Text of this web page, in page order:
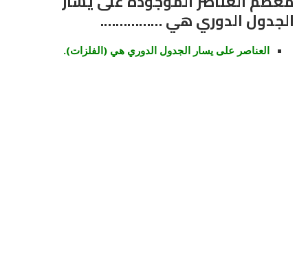
الجدول الدوري هي …………….
العناصر على يسار الجدول الدوري هي (الفلزات).